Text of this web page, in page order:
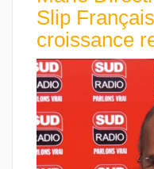
Slip
croissance